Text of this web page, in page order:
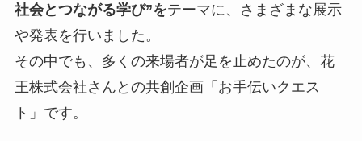
社会とつながる学び”をテーマに、さまざまな展示
や発表を行いました。
その中でも、多くの来場者が足を止めたのが、花
王株式会社さんとの共創企画「お手伝いクエス
ト」です。